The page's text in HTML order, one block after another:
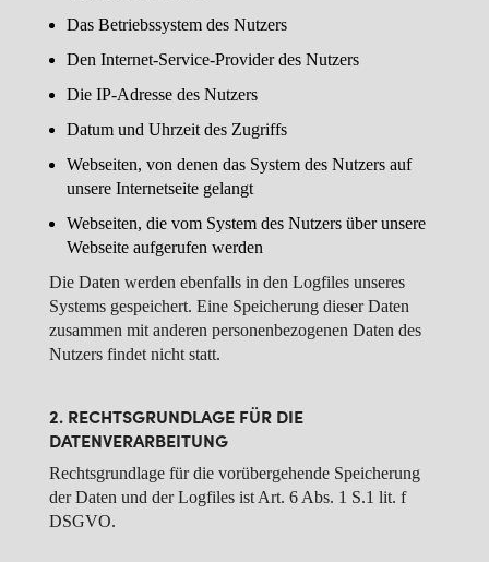
Das Betriebssystem des Nutzers
Den Internet-Service-Provider des Nutzers
Die IP-Adresse des Nutzers
Datum und Uhrzeit des Zugriffs
Webseiten, von denen das System des Nutzers auf
unsere Internetseite gelangt
Webseiten, die vom System des Nutzers über unsere
Webseite aufgerufen werden
Die Daten werden ebenfalls in den Logfiles unseres
Systems gespeichert. Eine Speicherung dieser Daten
zusammen mit anderen personenbezogenen Daten des
Nutzers findet nicht statt.
2. RECHTSGRUNDLAGE FÜR DIE
DATENVERARBEITUNG
Rechtsgrundlage für die vorübergehende Speicherung
der Daten und der Logfiles ist Art. 6 Abs. 1 S.1 lit. f
DSGVO.